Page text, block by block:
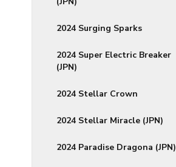
2024 Surging Sparks
2024 Super Electric Breaker
(JPN)
2024 Stellar Crown
2024 Stellar Miracle (JPN)
2024 Paradise Dragona (JPN)